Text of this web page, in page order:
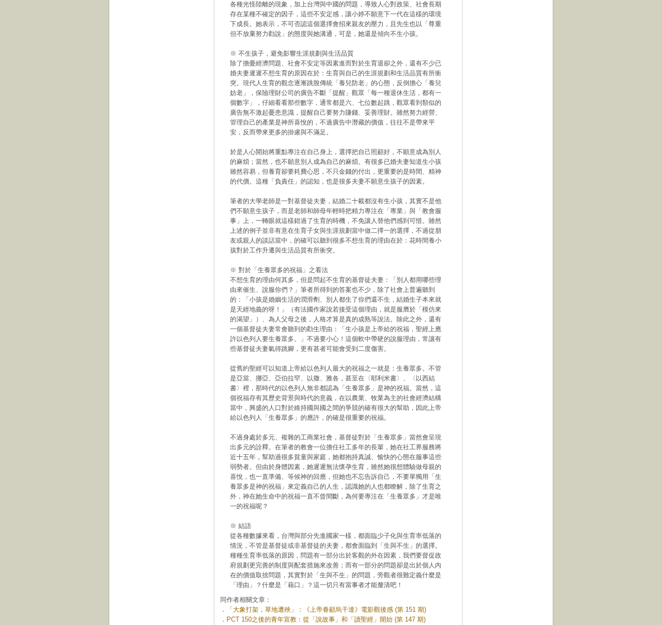
各種光怪陸離的現象，加上台灣與中國的問題，導致人心對政策、社會長期
存在某種不確定的因子，這些不安定感，讓小婷不願意下一代在這樣的環境
下成長。她表示，不可否認這個選擇會招來親友的壓力，且先生也以「尊重
但不放棄努力勸說」的態度與她溝通，可是，她還是傾向不生小孩。
※ 不生孩子，避免影響生涯規劃與生活品質
除了擔憂經濟問題、社會不安定等因素進而對於生育退卻之外，還有不少已
婚夫妻遲遲不想生育的原因在於：生育與自己的生涯規劃和生活品質有所衝
突。現代人生育的觀念逐漸跳脫傳統「養兒防老」的心態，反倒擔心「養兒
妨老」，保險理財公司的廣告不斷「提醒」觀眾「每一種退休生活，都有一
個數字」，仔細看看那些數字，通常都是六、七位數起跳，觀眾看到類似的
廣告無不激起憂患意識，提醒自己要努力賺錢、妥善理財。雖然努力經營、
管理自己的產業是神所喜悅的，不過廣告中潛藏的價值，往往不是帶來平
安，反而帶來更多的掛慮與不滿足。
於是人心開始將重點專注在自己身上，選擇把自己照顧好，不願意成為別人
的麻煩；當然，也不願意別人成為自己的麻煩。有很多已婚夫妻知道生小孩
雖然容易，但養育卻要耗費心思，不只金錢的付出，更重要的是時間、精神
的代價。這種「負責任」的認知，也是很多夫妻不願意生孩子的因素。
筆者的大學老師是一對基督徒夫妻，結婚二十載都沒有生小孩，其實不是他
們不願意生孩子，而是老師和師母年輕時把精力專注在「專業」與「教會服
事」上，一轉眼就這樣錯過了生育的時機，不免讓人替他們感到可惜。雖然
上述的例子並非有意在生育子女與生涯規劃當中做二擇一的選擇，不過從朋
友或親人的談話當中，的確可以聽到很多不想生育的理由在於：花時間養小
孩對於工作升遷與生活品質有所衝突。
※ 對於「生養眾多的祝福」之看法
不想生育的理由何其多，但是問起不生育的基督徒夫妻：「別人都用哪些理
由來催生、說服你們？」筆者所得到的答案也不少，除了社會上普遍聽到
的：「小孩是婚姻生活的潤滑劑、別人都生了你們還不生，結婚生子本來就
是天經地義的呀！」（有法國作家說若接受這個理由，就是服膺於「模仿來
的渴望」）、為人父母之後，人格才算是真的成熟等說法。除此之外，還有
一個基督徒夫妻常會聽到的勸生理由：「生小孩是上帝給的祝福，聖經上應
許以色列人要生養眾多。」不過要小心！這個軟中帶硬的說服理由，常讓有
些基督徒夫妻氣得跳腳，更有甚者可能會受到二度傷害。
從舊約聖經可以知道上帝給以色列人最大的祝福之一就是：生養眾多。不管
是亞當、挪亞、亞伯拉罕、以撒、雅各，甚至在〈耶利米書〉、〈以西結
書〉裡，那時代的以色列人無非都認為「生養眾多」是神的祝福。當然，這
個祝福存有其歷史背景與時代的意義，在以農業、牧業為主的社會經濟結構
當中，興盛的人口對於維持國與國之間的爭競的確有很大的幫助，因此上帝
給以色列人「生養眾多」的應許，的確是很重要的祝福。
不過身處於多元、複雜的工商業社會，基督徒對於「生養眾多」當然會呈現
出多元的詮釋。在筆者的教會一位擔任社工多年的長輩，她在社工界服務將
近十五年，幫助過很多貧童與家庭，她都抱持真誠、愉快的心態在服事這些
弱勢者。但由於身體因素，她遲遲無法懷孕生育，雖然她很想體驗做母親的
喜悅，也一直準備、等候神的回應，但她也不忘告訴自己，不要單獨用「生
養眾多是神的祝福」來定義自己的人生，認識她的人也都瞭解，除了生育之
外，神在她生命中的祝福一直不曾間斷，為何要專注在「生養眾多」才是唯
一的祝福呢？
※ 結語
從各種數據來看，台灣與部分先進國家一樣，都面臨少子化與生育率低落的
情況，不管是基督徒或非基督徒的夫妻，都會面臨到「生與不生」的選擇。
種種生育率低落的原因，問題有一部分出於客觀的外在因素，我們要督促政
府規劃更完善的制度與配套措施來改善；而有一部分的問題卻是出於個人內
在的價值取捨問題，其實對於「生與不生」的問題，旁觀者很難定義什麼是
「理由」？什麼是「藉口」？這一切只有當事者才能釐清吧！
同作者相關文章：
．
「大象打架，草地遭殃」：《上帝眷顧烏干達》電影觀後感 (第 151 期)
． PCT 150之後的青年宣教：從「說故事」和「讀聖經」開始 (第 147 期)